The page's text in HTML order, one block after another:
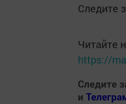
Следите
Читайте
https://
Следите
и